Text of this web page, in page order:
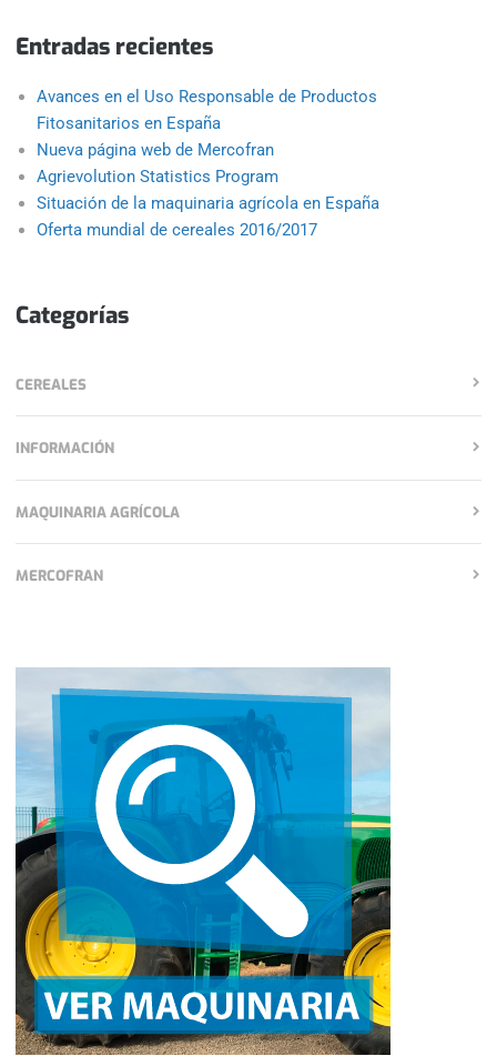
Entradas recientes
Avances en el Uso Responsable de Productos
Fitosanitarios en España
Nueva página web de Mercofran
Agrievolution Statistics Program
Situación de la maquinaria agrícola en España
Oferta mundial de cereales 2016/2017
Categorías
CEREALES
INFORMACIÓN
MAQUINARIA AGRÍCOLA
MERCOFRAN